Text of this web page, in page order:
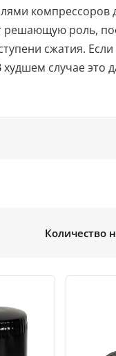
компрессоров
роль,
сжатия.
случае это
Количество